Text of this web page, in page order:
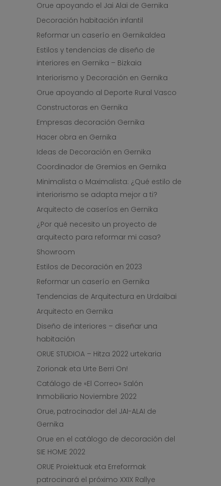
Orue apoyando el Jai Alai de Gernika
Decoración habitación infantil
Reformar un caserío en Gernikaldea
Estilos y tendencias de diseño de
interiores en Gernika – Bizkaia
Interiorismo y Decoración en Gernika
Orue apoyando al Deporte Rural Vasco
Constructoras en Gernika
Empresas decoración Gernika
Hacer obra en Gernika
Ideas de Decoración en Gernika
Coordinador de Gremios en Gernika
Minimalista o Maximalista: ¿Qué estilo de
interiorismo se adapta mejor a ti?
Arquitecto de caseríos en Gernika
¿Por qué necesito un proyecto de
arquitecto para reformar mi casa?
Showroom
Estilos de Decoración en 2023
Reformar un caserío en Gernika
Tendencias de Arquitectura en Urdaibai
Arquitecto en Gernika
Diseño de interiores – diseñar una
habitación
ORUE STUDIOA – Hitza 2022 urtekaria
Zorionak eta Urte Berri On!
Catálogo de «El Correo» Salón
Inmobiliario Noviembre 2022
Orue, patrocinador del JAI-ALAI de
Gernika
Orue en el catálogo de decoración del
SIE HOME 2022
ORUE Proiektuak eta Erreformak
patrocinará el próximo XXIX Rallye